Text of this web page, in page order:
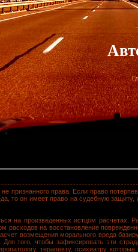
признанного права. Если право
то он имеет право на судебную защиту,
на произведенных истцом расчетах.
расходов на восстановление
возмещения морального вреда
того, чтобы зафиксировать эти
терапевту, психиатру, которые